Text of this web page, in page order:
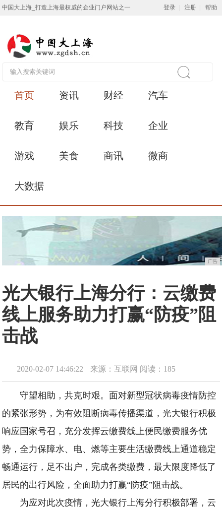
中国大上海_打造上海最权威的企业门户网站之一 登录 注册 帮助
首页 资讯 财经 汽车
教育 娱乐 科技 企业
游戏 美食 商讯 微商
大数据
广告
光大银行上海分行：云缴费
线上服务助力打赢“防疫”阻
击战
2020-02-07 14:46:22 来源：互联网 阅读：185
守望相助，共克时艰。面对新型冠状病毒疫情防控
的紧张形势，为有效阻断病毒传播渠道，光大银行积极
响应国家号召，充分发挥云缴费线上便民缴费服务优
势，全力保障水、电、燃等主要生活缴费线上通道稳定
畅通运行，足不出户，完成各类缴费，最大限度降低了
居民的出行风险，全面助力打赢“防疫”阻击战。
为应对此次疫情，光大银行上海分行积极部署，云